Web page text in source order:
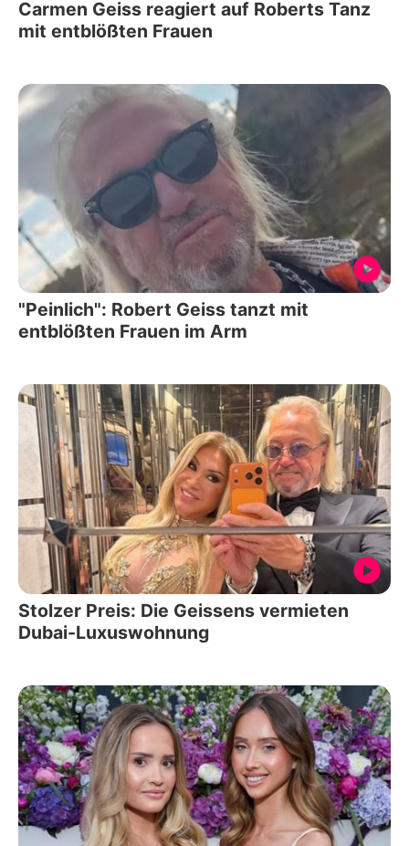
Carmen Geiss reagiert auf Roberts Tanz
mit entblößten Frauen
"Peinlich": Robert Geiss tanzt mit
entblößten Frauen im Arm
Stolzer Preis: Die Geissens vermieten
Dubai-Luxuswohnung